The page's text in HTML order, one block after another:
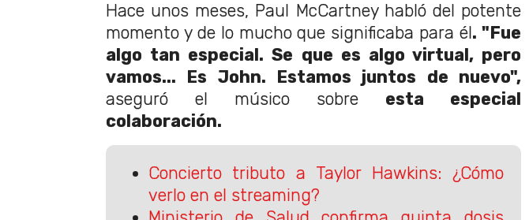
Hace unos meses, Paul McCartney habló del potente
momento y de lo mucho que significaba para él. "Fue
algo tan especial. Se que es algo virtual, pero
vamos... Es John. Estamos juntos de nuevo",
aseguró el músico sobre esta especial
colaboración.
Concierto tributo a Taylor Hawkins: ¿Cómo
verlo en el streaming?